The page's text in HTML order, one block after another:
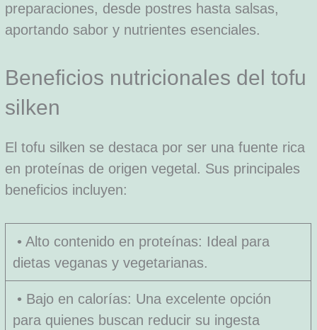
preparaciones, desde postres hasta salsas,
aportando sabor y nutrientes esenciales.
Beneficios nutricionales del tofu
silken
El tofu silken se destaca por ser una fuente rica
en proteínas de origen vegetal. Sus principales
beneficios incluyen:
• Alto contenido en proteínas: Ideal para
dietas veganas y vegetarianas.
• Bajo en calorías: Una excelente opción
para quienes buscan reducir su ingesta